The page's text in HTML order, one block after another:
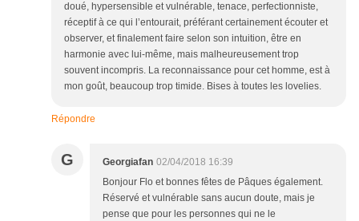
doué, hypersensible et vulnérable, tenace, perfectionniste,
réceptif à ce qui l’entourait, préférant certainement écouter et
observer, et finalement faire selon son intuition, être en
harmonie avec lui-même, mais malheureusement trop
souvent incompris. La reconnaissance pour cet homme, est à
mon goût, beaucoup trop timide. Bises à toutes les lovelies.
Répondre
G Georgiafan 02/04/2018 16:39
Bonjour Flo et bonnes fêtes de Pâques également.
Réservé et vulnérable sans aucun doute, mais je
pense que pour les personnes qui ne le